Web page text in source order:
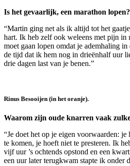
Is het gevaarlijk, een marathon lopen?
“Martin ging net als ik altijd tot het
hart. Ik heb zelf ook weleens met pijn in
moet gaan lopen omdat je ademhaling
de tijd dat ik hem nog in drieënhalf uur
drie dagen last van je benen.”
Rinus Besooijen (in het oranje).
Waarom zijn oude knarren vaak
“Je doet het op je eigen voorwaarden:
te komen, je hoeft niet te presteren. Ik
vijf uur ’s ochtends opstond en een
een uur later terugkwam stapte ik onder